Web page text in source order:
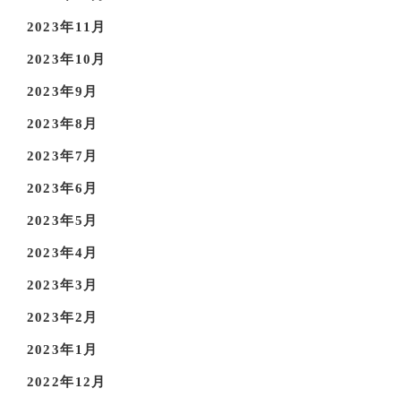
2023年11月
2023年10月
2023年9月
2023年8月
2023年7月
2023年6月
2023年5月
2023年4月
2023年3月
2023年2月
2023年1月
2022年12月